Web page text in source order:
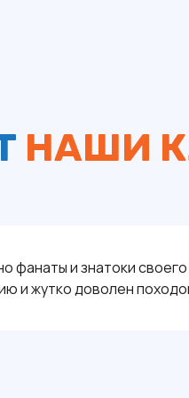
НАШИ
фанаты и знатоки своего
и жутко доволен